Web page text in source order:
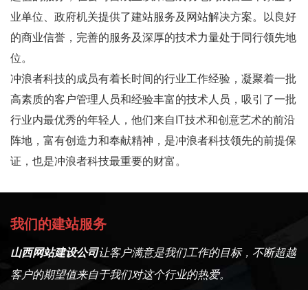
业单位、政府机关提供了建站服务及网站解决方案。以良好
的商业信誉，完善的服务及深厚的技术力量处于同行领先地
位。
冲浪者科技的成员有着长时间的行业工作经验，凝聚着一批
高素质的客户管理人员和经验丰富的技术人员，吸引了一批
行业内最优秀的年轻人，他们来自IT技术和创意艺术的前沿
阵地，富有创造力和奉献精神，是冲浪者科技领先的前提保
证，也是冲浪者科技最重要的财富。
我们的建站服务
山西网站建设公司让客户满意是我们工作的目标，不断超越
客户的期望值来自于我们对这个行业的热爱。